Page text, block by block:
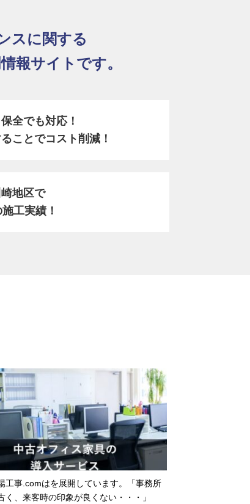
スに関する
報サイトです。
全でも対応！
ことでコスト削減！
地区で
工実績！
工事.comはを展開しています。「事務所
く、来客時の印象が良くない・・・」